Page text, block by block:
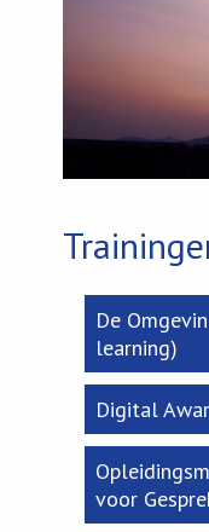
De
learning)
Digital
voor